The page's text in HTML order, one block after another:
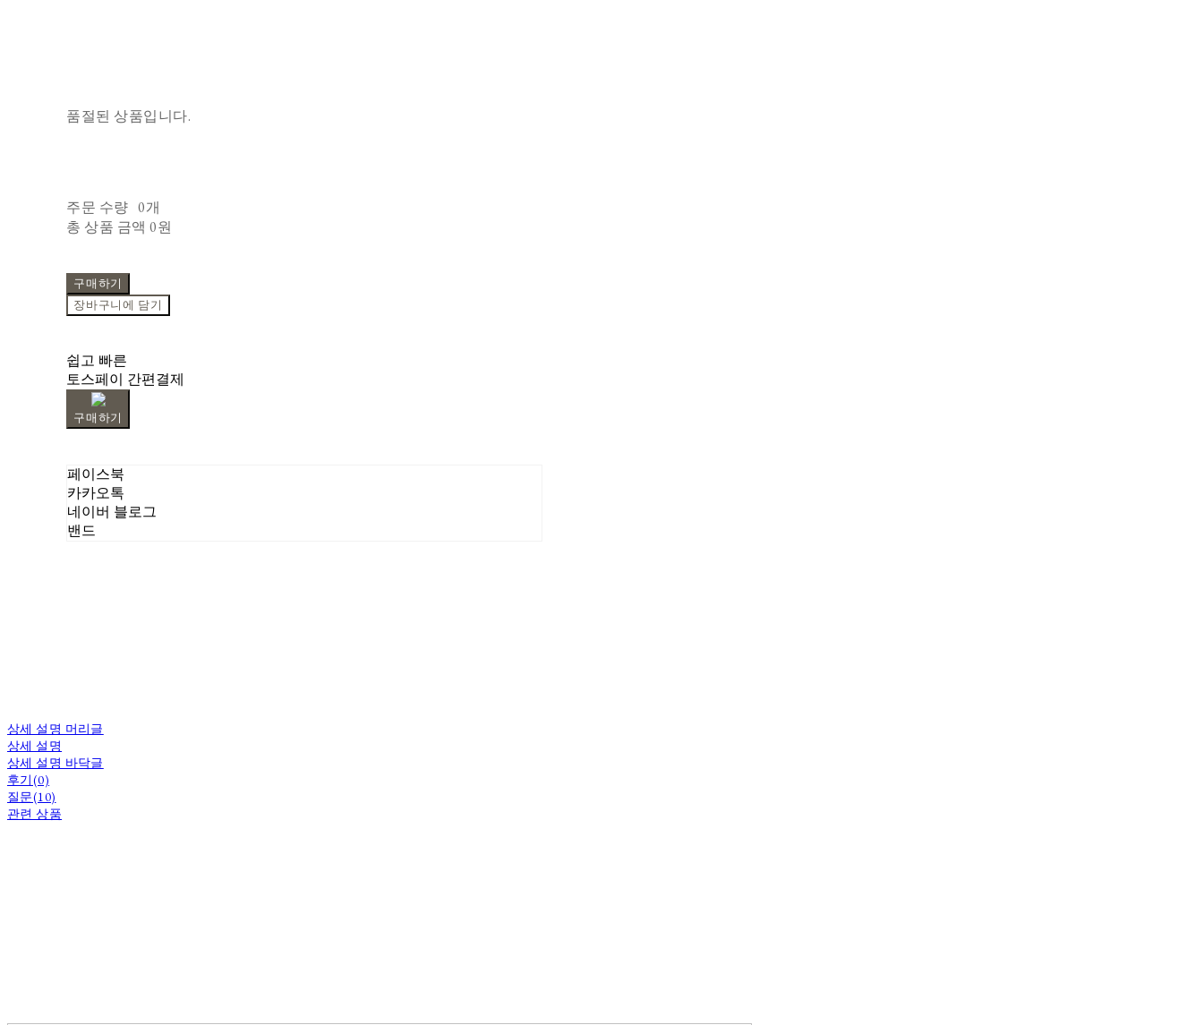
품절된 상품입니다.
주문 수량 0개
총 상품 금액 0원
구매하기
장바구니에 담기
쉽고 빠른
토스페이 간편결제
구매하기
페이스북
카카오톡
네이버 블로그
밴드
상세 설명 머리글
상세 설명
상세 설명 바닥글
후기(0)
질문(10)
관련 상품